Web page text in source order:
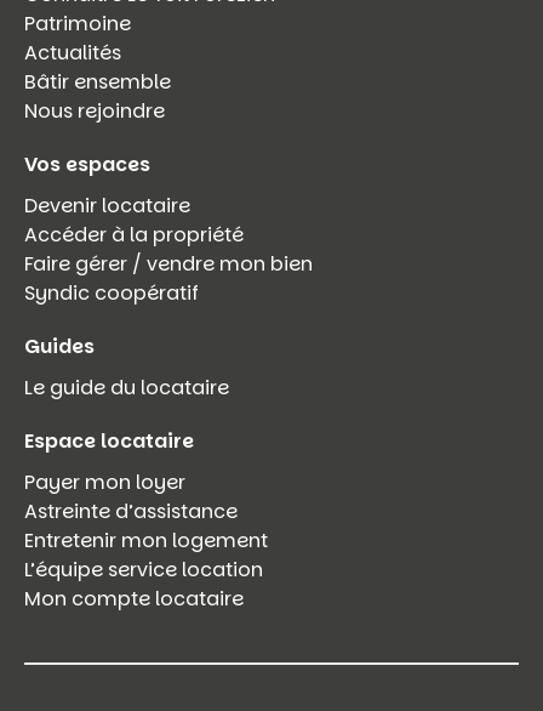
Patrimoine
Actualités
Bâtir ensemble
Nous rejoindre
Vos espaces
Devenir locataire
Accéder à la propriété
Faire gérer / vendre mon bien
Syndic coopératif
Guides
Le guide du locataire
Espace locataire
Payer mon loyer
Astreinte d’assistance
Entretenir mon logement
L’équipe service location
Mon compte locataire